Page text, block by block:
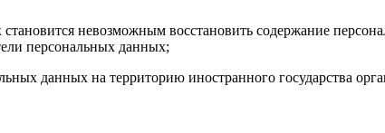
становится невозможным восстановить содержание
персональных данных;
данных на территорию иностранного государства